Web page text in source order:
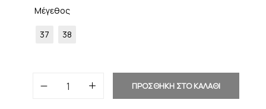
Μέγεθος
37 38
ΠΡΟΣΘΗΚΗ ΣΤΟ ΚΑΛΑΘΙ